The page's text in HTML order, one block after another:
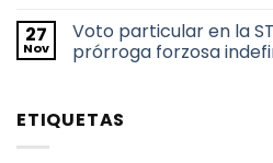
de
uso
turístico
en
2026
TAX
YEAR:
EVALUATION
AND
THE
comentarios
en
НАЛОГООБЛОЖЕНИЕ
СОБСТВЕННОСТИ
НА
27
Nov
Voto particular en la
prórroga forzosa
en
Voto
ETIQUETAS